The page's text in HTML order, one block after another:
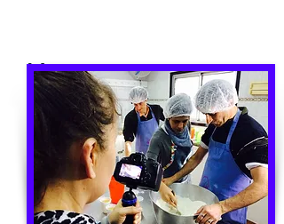
Nuestras
propuestas
Teniendo en cuenta que una persona con
discapacidad intelectual puede presentar
algún tipo de limitación, el abordaje que
realizamos tiene una mirada integral y
holística del sujeto.